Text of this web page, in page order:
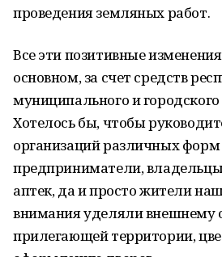
проведения земляных работ.
Все эти позитивные
основном, за счет средств
муниципального и
Хотелось бы, чтобы
организаций различных форм
предприниматели,
аптек, да и просто жители
внимания уделяли внешнему
прилегающей территории,